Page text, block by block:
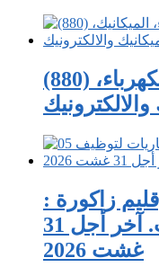
(880) منصب شغل في مجال الكهرباء،
والالكترونيك
زاكورة :
مباريات لتوظيف 05 مناصب. آخر أجل 31
غشت 2026